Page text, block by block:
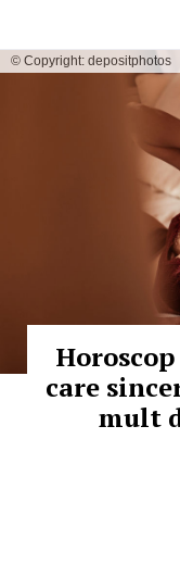
© Copyright: depositphotos
care
mult